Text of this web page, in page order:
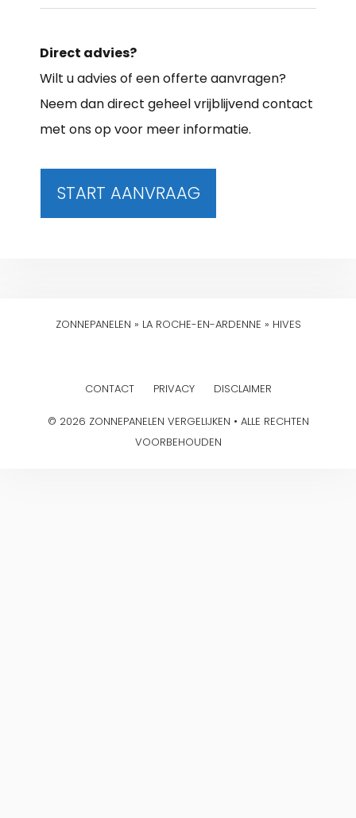
Direct advies?
Wilt u advies of een offerte aanvragen?
Neem dan direct geheel vrijblijvend contact
met ons op voor meer informatie.
START AANVRAAG
ZONNEPANELEN » LA ROCHE-EN-ARDENNE » HIVES
CONTACT PRIVACY DISCLAIMER
© 2026 ZONNEPANELEN VERGELIJKEN • ALLE RECHTEN
VOORBEHOUDEN